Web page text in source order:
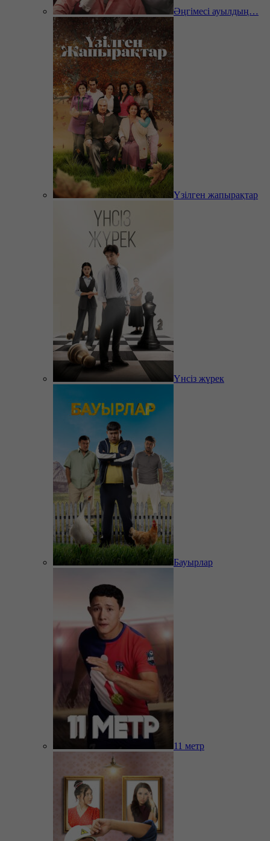
Әңгімесі ауылдың…
Үзілген жапырақтар
Үнсіз жүрек
Бауырлар
11 метр